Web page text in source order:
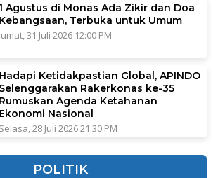
1 Agustus di Monas Ada Zikir dan Doa
Kebangsaan, Terbuka untuk Umum
Jumat, 31 Juli 2026 12:00 PM
Hadapi Ketidakpastian Global, APINDO
Selenggarakan Rakerkonas ke-35
Rumuskan Agenda Ketahanan
Ekonomi Nasional
Selasa, 28 Juli 2026 21:30 PM
POLITIK